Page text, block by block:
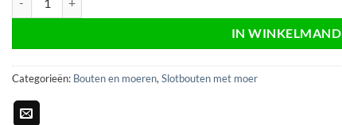
IN WINKELMAND
Categorieën: Bouten en moeren, Slotbouten met moer